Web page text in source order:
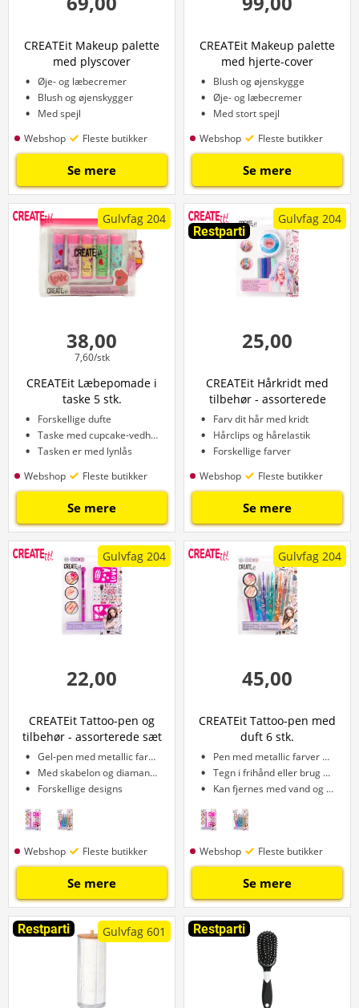
CREATEit Makeup palette
med plyscover
Øje- og læbecremer
Blush og øjenskygger
Med spejl
Webshop
Fleste butikker
Se mere
CREATEit Makeup palette
med hjerte-cover
Blush og øjenskygge
Øje- og læbecremer
Med stort spejl
Webshop
Fleste butikker
Se mere
Gulvfag 204
38,00
7,60/stk
CREATEit Læbepomade i
taske 5 stk.
Forskellige dufte
Taske med cupcake-vedhæng
Tasken er med lynlås
Webshop
Fleste butikker
Se mere
Restparti
Gulvfag 204
25,00
CREATEit Hårkridt med
tilbehør - assorterede
varianter
Farv dit hår med kridt
Hårclips og hårelastik
Forskellige farver
Webshop
Fleste butikker
Se mere
Gulvfag 204
22,00
CREATEit Tattoo-pen og
tilbehør - assorterede sæt
Gel-pen med metallic farver
Med skabelon og diamanter
Forskellige designs
Webshop Fleste butikker
Se mere
Gulvfag 204
45,00
CREATEit Tattoo-pen med
duft 6 stk.
Pen med metallic farver og glitter
Tegn i frihånd eller brug skabelon
Kan fjernes med vand og sæbe
Webshop Fleste butikker
Se mere
Restparti Gulvfag 601 Restparti